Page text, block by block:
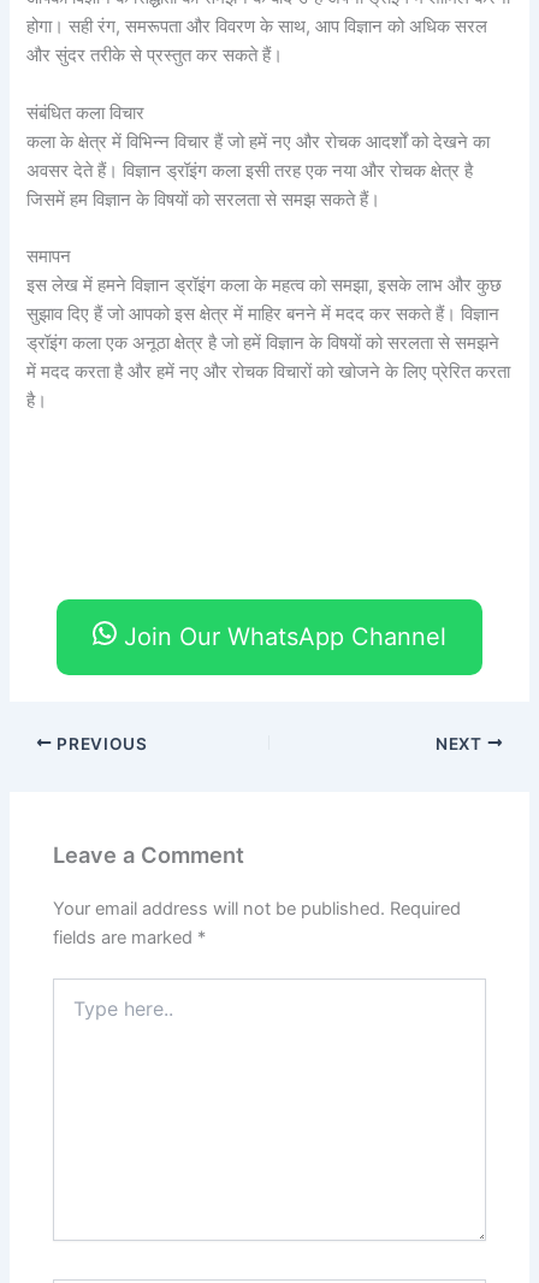
होगा। सही रंग, समरूपता और विवरण के साथ, आप विज्ञान को अधिक सरल
और सुंदर तरीके से प्रस्तुत कर सकते हैं।
संबंधित कला विचार
कला के क्षेत्र में विभिन्न विचार हैं जो हमें नए और रोचक आदर्शों को देखने का
अवसर देते हैं। विज्ञान ड्रॉइंग कला इसी तरह एक नया और रोचक क्षेत्र है
जिसमें हम विज्ञान के विषयों को सरलता से समझ सकते हैं।
समापन
इस लेख में हमने विज्ञान ड्रॉइंग कला के महत्व को समझा, इसके लाभ और कुछ
सुझाव दिए हैं जो आपको इस क्षेत्र में माहिर बनने में मदद कर सकते हैं। विज्ञान
ड्रॉइंग कला एक अनूठा क्षेत्र है जो हमें विज्ञान के विषयों को सरलता से समझने
में मदद करता है और हमें नए और रोचक विचारों को खोजने के लिए प्रेरित करता
है।
Join Our WhatsApp Channel
PREVIOUS NEXT
Leave a Comment
Your email address will not be published. Required
fields are marked *
here..